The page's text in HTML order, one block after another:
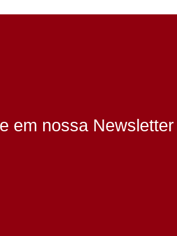
em nossa